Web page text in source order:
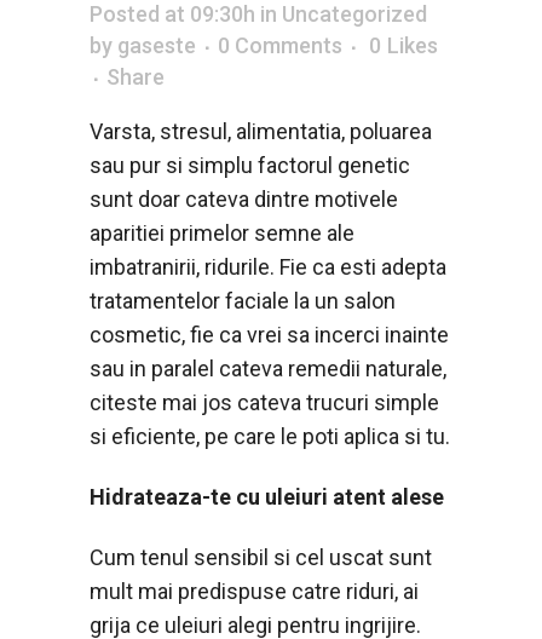
Posted at 09:30h in Uncategorized
by gaseste 0 Comments 0 Likes
Share
Varsta, stresul, alimentatia, poluarea
sau pur si simplu factorul genetic
sunt doar cateva dintre motivele
aparitiei primelor semne ale
imbatranirii, ridurile. Fie ca esti adepta
tratamentelor faciale la un salon
cosmetic, fie ca vrei sa incerci inainte
sau in paralel cateva remedii naturale,
citeste mai jos cateva trucuri simple
si eficiente, pe care le poti aplica si tu.
Hidrateaza-te cu uleiuri atent alese
Cum tenul sensibil si cel uscat sunt
mult mai predispuse catre riduri, ai
grija ce uleiuri alegi pentru ingrijire.